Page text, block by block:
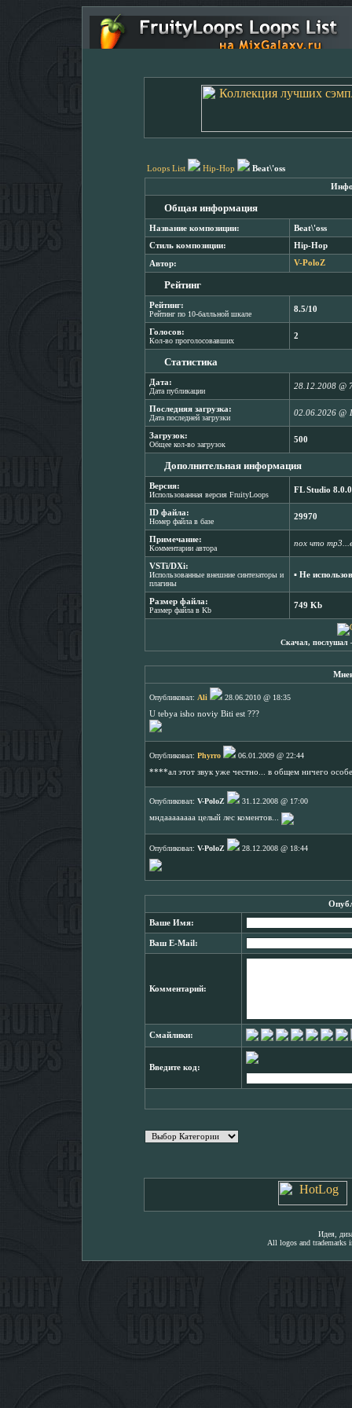
Loops List Hip-Hop Beat\'oss
Общая информация
Название композиции: Beat\'oss
Стиль композиции: Hip-Hop
Автор: V-PoloZ
Рейтинг
Рейтинг:
Рейтинг по 10-балльной шкале
8.5/10
Голосов:
Кол-во проголосовавших
2
Статистика
Дата:
Дата публикации
28.12.2008 @
Последняя загрузка:
Дата последней загрузки
02.06.2026 @
Загрузок:
Общее кол-во загрузок
500
Дополнительная информация
Версия:
Использованная версия FruityLoops
FL Studio 8.0.0
ID файла:
Номер файла в базе
29970
Примечание:
Комментарии автора
пох что
VSTi/DXi:
Использованные внешние синтезаторы и
плагины
▪ Не
Размер файла:
Размер файла в Kb
749 Kb
Скачал, послушал
Опубликовал: Ali
28.06.2010 @ 18:35
U tebya isho noviy Biti est ???
Опубликовал: Phyrro
06.01.2009 @ 22:44
****ал этот звук уже честно... в общем ничего
Опубликовал: V-PoloZ
31.12.2008 @ 17:00
мндаааааааа целый лес коментов...
Опубликовал: V-PoloZ 28.12.2008 @ 18:44
Ваше Имя:
Ваш E-Mail:
Комментарий:
Смайлики:
Введите код:
Идея,
All logos and trademarks